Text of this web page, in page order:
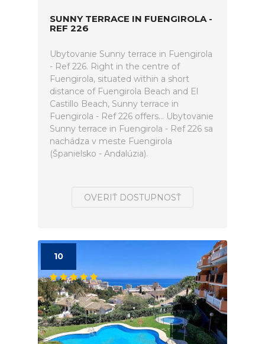
SUNNY TERRACE IN FUENGIROLA -
REF 226
Ubytovanie Sunny terrace in Fuengirola
- Ref 226. Right in the centre of
Fuengirola, situated within a short
distance of Fuengirola Beach and El
Castillo Beach, Sunny terrace in
Fuengirola - Ref 226 offers... Ubytovanie
Sunny terrace in Fuengirola - Ref 226 sa
nachádza v meste Fuengirola
(Španielsko - Andalúzia).
OVERIŤ DOSTUPNOSŤ
10